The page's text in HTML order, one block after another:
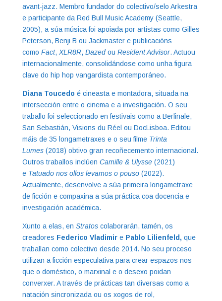
avant-jazz. Membro fundador do colectivo/selo Arkestra
e participante da Red Bull Music Academy (Seattle,
2005), a súa música foi apoiada por artistas como Gilles
Peterson, Benji B ou Jackmaster e publicacións
como Fact, XLR8R, Dazedou Resident Advisor. Actuou
internacionalmente, consolidándose como unha figura
clave do hip hop vangardista contemporáneo.
Diana Toucedo é cineasta e montadora, situada na
intersección entre o cinema e a investigación. O seu
traballo foi seleccionado en festivais como a Berlinale,
San Sebastián, Visions du Réel ou DocLisboa. Editou
máis de 35 longametraxes e o seu filme Trinta
Lumes(2018) obtivo gran recoñecemento internacional.
Outros traballos inclúen Camille & Ulysse(2021)
e Tatuado nos ollos levamos o pouso(2022).
Actualmente, desenvolve a súa primeira longametraxe
de ficción e compaxina a súa práctica coa docencia e
investigación académica.
Xunto a elas, en Stratoscolaborarán, tamén, os
creadores Federico Vladimire Pablo Lilienfeld , que
traballan como colectivo desde 2014. No seu proceso
utilizan a ficción especulativa para crear espazos nos
que o doméstico, o marxinal e o desexo poidan
converxer. A través de prácticas tan diversas como a
natación sincronizada ou os xogos de rol,